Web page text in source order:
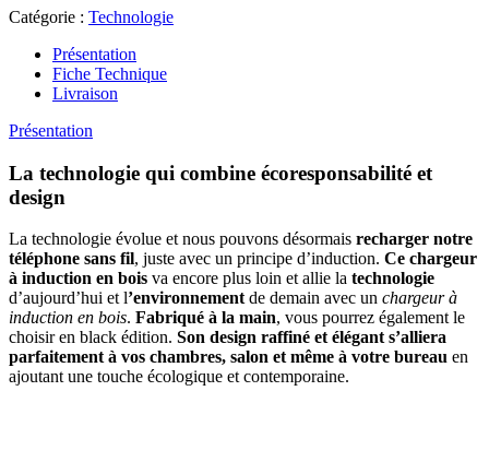
Catégorie : Technologie
Présentation
Fiche Technique
Livraison
Présentation
La technologie qui combine écoresponsabilité et
design
La technologie évolue et nous pouvons désormais recharger notre
téléphone sans fil, juste avec un principe d’induction. Ce chargeur
à induction en bois va encore plus loin et allie la technologie
d’aujourd’hui et l’environnement de demain avec un chargeur à
induction en bois. Fabriqué à la main, vous pourrez également le
choisir en black édition. Son design raffiné et élégant s’alliera
parfaitement à vos chambres, salon et même à votre bureau en
ajoutant une touche écologique et contemporaine.